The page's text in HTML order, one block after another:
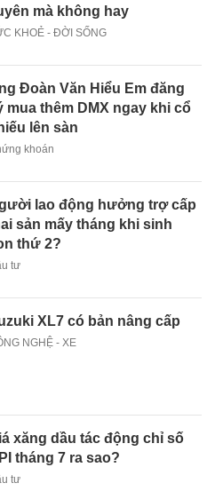
mà không hay
KHOẺ - ĐỜI SỐNG
Đoàn Văn Hiểu Em đăng
mua thêm DMX ngay khi cổ
lên sàn
khoán
lao động hưởng trợ cấp
sản mấy tháng khi sinh
thứ 2?
tư
XL7 có bản nâng cấp
NGHỆ - XE
xăng dầu tác động chỉ số
tháng 7 ra sao?
tư